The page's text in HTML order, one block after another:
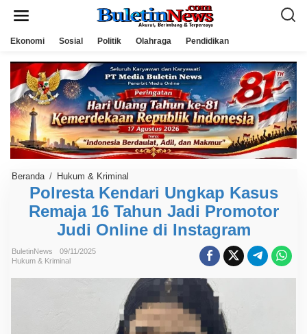
Ekonomi Sosial Politik Olahraga Pendidikan
Beranda / Hukum & Kriminal
l
r
e
s
t
n
d
i
Polresta Kendari Ungkap Kasus
Remaja 16 Tahun Jadi Promotor
Judi Online di Instagram
BuletinNews
09/11/2025
Hukum & Kriminal